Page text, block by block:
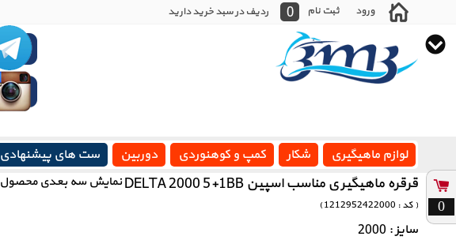
ورود ثبت نام 0
ردیف در سبد خرید دارید
لوازم ماهیگیری شکار کمپ و کوهنوردی دوربین ست های پیشنهادی
قرقره ماهیگیری مناسب اسپین DELTA 2000 5+1BB
( کد : 1212952422000 )
نمایش سه بعدی محصول
سایز : 2000
0